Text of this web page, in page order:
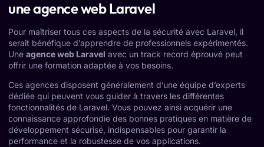
une agence web Laravel
Pour maîtriser tous ces aspects de la sécurité avec Laravel, il
serait bénéfique d’apprendre de professionnels expérimentés.
Une agence web Laravel avec un track record éprouvé peut
offrir une formation adaptée à vos besoins.
Ces agences disposent généralement d’une équipe d’experts
dédiée qui peuvent vous guider à travers les différentes
fonctionnalités de Laravel. Vous pouvez ainsi acquérir une
connaissance approfondie des bonnes pratiques en matière de
développement sécurisé, indispensables pour garantir la
performance et la robustesse de vos applications.